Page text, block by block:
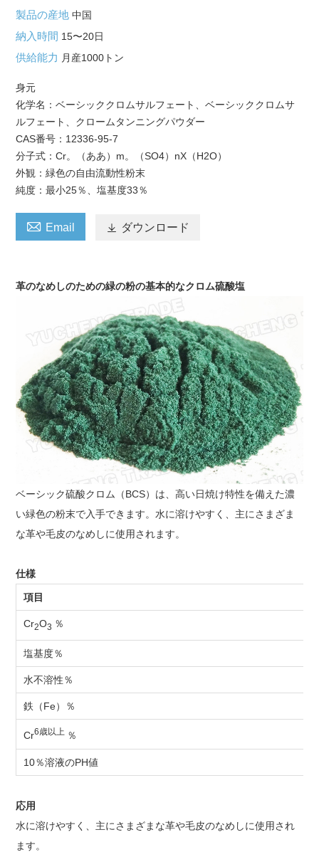
製品の産地中国
納入時間 15〜20日
供給能力 月産1000トン
身元
化学名：ベーシッククロムサルフェート、ベーシッククロムサ
ルフェート、クロームタンニングパウダー
CAS番号：12336-95-7
分子式：Cr。（ああ）m。（SO4）nX（H2O）
外観：緑色の自由流動性粉末
純度：最小25％、塩基度33％
 Email  ダウンロード
革のなめしのための緑の粉の基本的なクロム硫酸塩
ベーシック硫酸クロム（BCS）は、高い日焼け特性を備えた濃
い緑色の粉末で入手できます。水に溶けやすく、主にさまざま
な革や毛皮のなめしに使用されます。
仕様
項目
Cr2O3 ％
塩基度％
水不溶性％
鉄（Fe）％
Cr6歳以上 ％
10％溶液のPH値
応用
水に溶けやすく、主にさまざまな革や毛皮のなめしに使用され
ます。